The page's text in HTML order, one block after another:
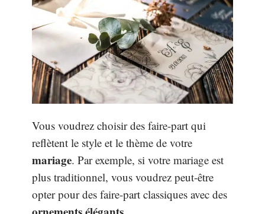
Vous voudrez choisir des faire-part qui
reflètent le style et le thème de votre
mariage. Par exemple, si votre mariage est
plus traditionnel, vous voudrez peut-être
opter pour des faire-part classiques avec des